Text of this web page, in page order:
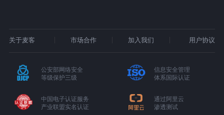
关于麦客 市场合作 加入我们 用户协议
公安部网络安全
等级保护三级
信息安全管理
体系国际认证
中国电子认证服务
产业联盟实名认证
通过阿里云
渗透测试